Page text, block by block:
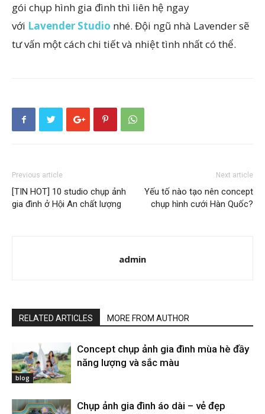
gói chụp hình gia đình thì liên hệ ngay
với Lavender Studio nhé. Đội ngũ nhà Lavender sẽ
tư vấn một cách chi tiết và nhiệt tình nhất có thể.
Previous article
[TIN HOT] 10 studio chụp ảnh
gia đình ở Hội An chất lượng
Next article
Yếu tố nào tạo nên concept
chụp hình cưới Hàn Quốc?
admin
RELATED ARTICLES MORE FROM AUTHOR
blog
Concept chụp ảnh gia đình mùa hè đầy
năng lượng và sắc màu
Chụp ảnh gia đình áo dài – vẻ đẹp